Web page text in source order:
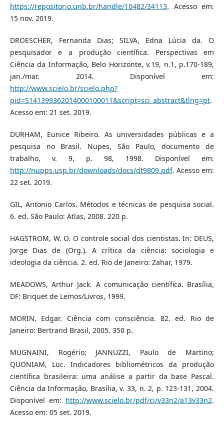
https://repositorio.unb.br/handle/10482/34113. Acesso em:
15 nov. 2019.
DROESCHER, Fernanda Dias; SILVA, Edna Lúcia da. O
pesquisador e a produção científica. Perspectivas em
Ciência da Informação, Belo Horizonte, v.19, n.1, p.170-189,
jan./mar. 2014. Disponível em:
http://www.scielo.br/scielo.php?
pid=S141399362014000100011&script=sci_abstract&tlng=pt.
Acesso em: 21 set. 2019.
DURHAM, Eunice Ribeiro. As universidades públicas e a
pesquisa no Brasil. Nupes, São Paulo, documento de
trabalho, v. 9, p. 98, 1998. Disponível em:
http://nupps.usp.br/downloads/docs/dt9809.pdf. Acesso em:
22 set. 2019.
GIL, Antonio Carlos. Métodos e técnicas de pesquisa social.
6. ed. São Paulo: Atlas, 2008. 220 p.
HAGSTROM, W. O. O controle social dos cientistas. In: DEUS,
Jorge Dias de (Org.). A crítica da ciência: sociologia e
ideologia da ciência. 2. ed. Rio de Janeiro: Zahar, 1979.
MEADOWS, Arthur Jack. A comunicação científica. Brasília,
DF: Briquet de Lemos/Livros, 1999.
MORIN, Edgar. Ciência com consciência. 82. ed. Rio de
Janeiro: Bertrand Brasil, 2005. 350 p.
MUGNAINI, Rogério; JANNUZZI, Paulo de Martino;
QUONIAM, Luc. Indicadores bibliométricos da produção
científica brasileira: uma análise a partir da base Pascal.
Ciência da Informação, Brasília, v. 33, n. 2, p. 123-131, 2004.
Disponível em: http://www.scielo.br/pdf/ci/v33n2/a13v33n2.
Acesso em: 05 set. 2019.